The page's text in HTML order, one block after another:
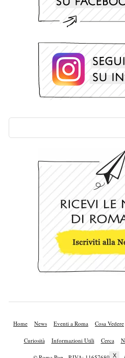
Home News Eventi a Roma Cosa Vedere
Curiosità Informazioni Utili Cerca
X